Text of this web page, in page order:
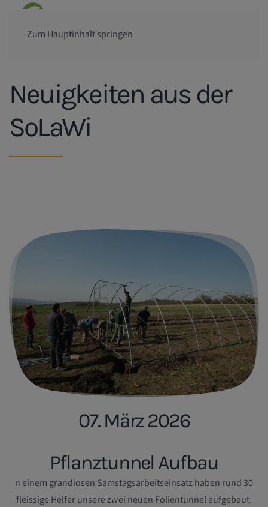
Zum Hauptinhalt springen
Neuigkeiten aus der
SoLaWi
07. März 2026
Pflanztunnel Aufbau
n einem grandiosen Samstagsarbeitseinsatz haben rund 30
fleissige Helfer unsere zwei neuen Folientunnel aufgebaut.